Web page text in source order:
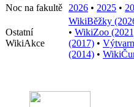
Noc na fakultě
2026 • 2025 •
Ostatní
WikiAkce
WikiBěžky
• WikiZoo
(2017) •
(2014) •